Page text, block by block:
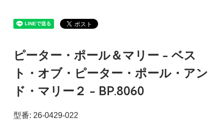
ピーター・ポール＆マリー - ベス
ト・オブ・ピーター・ポール・アン
ド・マリー２ - BP.8060
型番: 26-0429-022